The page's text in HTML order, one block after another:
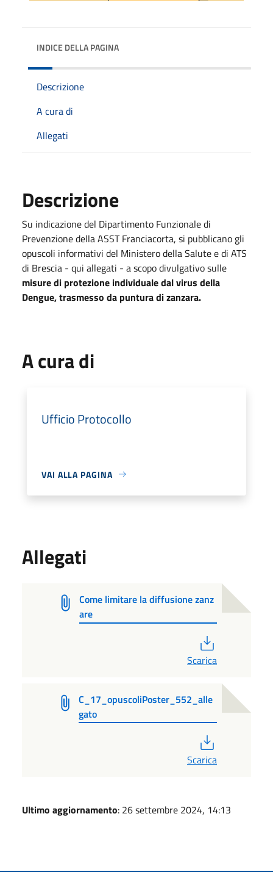
INDICE DELLA PAGINA
Descrizione
A cura di
Allegati
Descrizione
Su indicazione del Dipartimento Funzionale di
Prevenzione della ASST Franciacorta, si pubblicano gli
opuscoli informativi del Ministero della Salute e di ATS
di Brescia - qui allegati - a scopo divulgativosulle
misure di protezione individuale dal virus della
Dengue, trasmesso da puntura di zanzara.
A cura di
Ufficio Protocollo
VAI ALLA PAGINA
Allegati
Come limitare la diffusione zanz
are
Scarica
C_17_opuscoliPoster_552_alle
gato
Scarica
Ultimo aggiornamento: 26 settembre 2024, 14:13